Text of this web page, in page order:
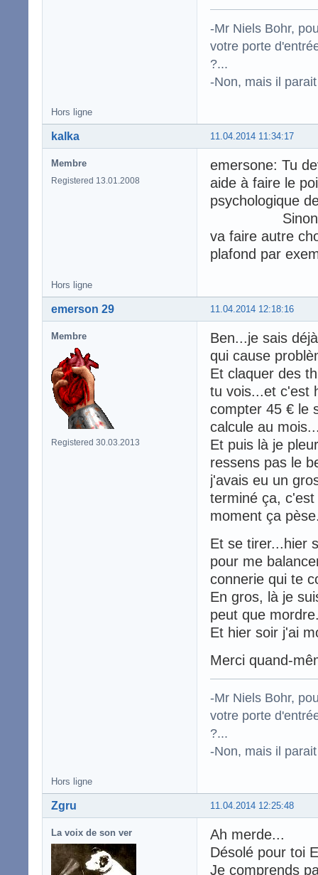
-Mr Niels Bohr,
votre porte
?...
-Non, mais il
Hors ligne
11.04.2014 11:34:17
kalka
Membre
Registered 13.01.2008
emersone: Tu
aide à faire le
psychologique
Sinon, la
va faire autre
plafond par
Hors ligne
11.04.2014 12:18:16
emerson 29
Membre
Registered 30.03.2013
Ben...je sais
qui cause
Et claquer des
tu vois...et c'est
compter 45 € le
calcule au
Et puis là je
ressens pas le
j'avais eu un
terminé ça,
moment ça
Et se tirer...hier
pour me
connerie qui te
En gros, là je
peut que
Et hier soir j'ai
Merci quand-
-Mr Niels Bohr,
votre porte
?...
-Non, mais il
Hors ligne
11.04.2014 12:25:48
Zgru
La voix de son ver
Ah merde...
Désolé pour toi
Je comprends